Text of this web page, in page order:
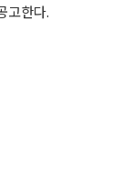
고한다.